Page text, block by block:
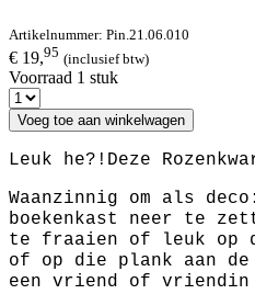
Artikelnummer: Pin.21.06.010
€ 19,95 (inclusief btw)
Voorraad 1 stuk
Voeg toe aan winkelwagen
Leuk he?!Deze
Waanzinnig om als
boekenkast neer te
te fraaien of leuk op
of op die plank aan de
een vriend of vriendin